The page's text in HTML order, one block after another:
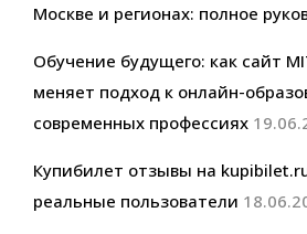
Москве и регионах: полное
Обучение будущего: как сайт
меняет подход к онлайн-
современных профессиях
Купибилет отзывы на
реальные пользователи